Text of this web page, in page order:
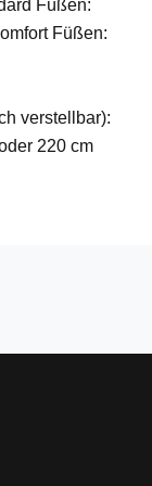
Füßen:
Füßen:
verstellbar):
220 cm